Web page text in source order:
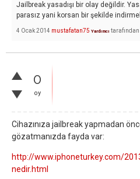
Jailbreak yasadışı bir olay değildir.
parasız yani korsan bir şekilde
4 Ocak 2014 mustafatan75 Yardımcı tarafından
0
oy
Cihazınıza jailbreak yapmadan
gözatmanızda fayda var:
http://www.iphoneturkey.com/
nedir.html